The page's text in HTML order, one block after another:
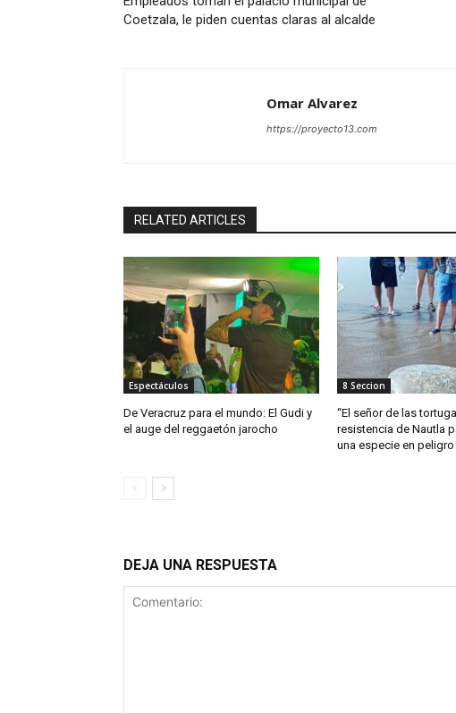
Coetzala, le piden cuentas claras al alcalde
Omar Alvarez
https://proyecto13.com
RELATED ARTICLES
Espectáculos
De Veracruz para el mundo: El Gudi y
el auge del reggaetón jarocho
8 Seccion
“El señor de las
resistencia de Nautla
una especie en peligro
DEJA UNA RESPUESTA